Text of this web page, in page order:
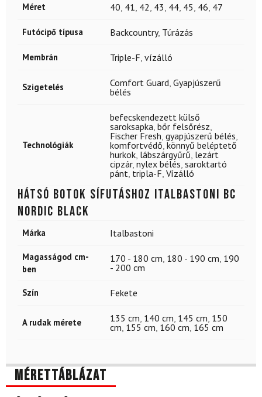
Méret 40 41 42 43 44 45 46 47
Futócipő típusa Backcountry, Túrázás
Membrán Triple-F vízálló
Szigetelés Comfort Guard Gyapjúszerű
bélés
Technológiák
befecskendezett külső
saroksapka bőr felsőrész
Fischer Fresh gyapjúszerű bélés
komfortvédő ,könnyű beléptető
hurkok lábszárgyűrű lezárt
cipzár, nylex bélés saroktartó
pánt tripla-F Vízálló
Hátsó botok sífutáshoz ITALBASTONI BC
Nordic Black
Márka Italbastoni
Magasságod cm-
ben
170 - 180 cm 180 - 190 cm 190
- 200 cm
Szín Fekete
A rudak mérete 135 cm 140 cm 145 cm 150
cm 155 cm 160 cm 165 cm
Mérettáblázat